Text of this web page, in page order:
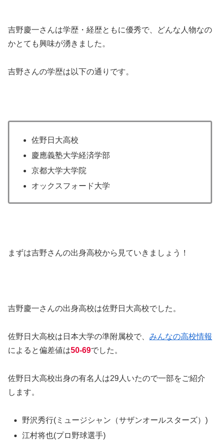
吉野慶一さんは学歴・経歴ともに優秀で、どんな人物なの
かとても興味が湧きました。
吉野さんの学歴は以下の通りです。
佐野日大高校
慶應義塾大学経済学部
京都大学大学院
オックスフォード大学
まずは吉野さんの出身高校から見ていきましょう！
吉野慶一さんの出身高校は佐野日大高校でした。
佐野日大高校は日本大学の準附属校で、 みんなの高校情報
によると偏差値は50-69でした。
佐野日大高校出身の有名人は29人いたので一部をご紹介
します。
野沢秀行(ミュージシャン（サザンオールスターズ）)
江村将也(プロ野球選手)